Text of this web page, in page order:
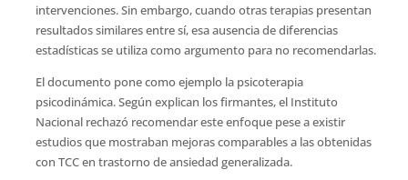
intervenciones. Sin embargo, cuando otras terapias presentan
resultados similares entre sí, esa ausencia de diferencias
estadísticas se utiliza como argumento para no recomendarlas.
El documento pone como ejemplo la psicoterapia
psicodinámica. Según explican los firmantes, el Instituto
Nacional rechazó recomendar este enfoque pese a existir
estudios que mostraban mejoras comparables a las obtenidas
con TCC en trastorno de ansiedad generalizada.